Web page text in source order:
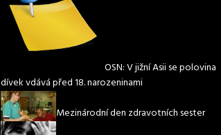
OSN: V jižní Asii se polovina
dívek vdává před 18. narozeninami
Mezinárodní den zdravotních sester